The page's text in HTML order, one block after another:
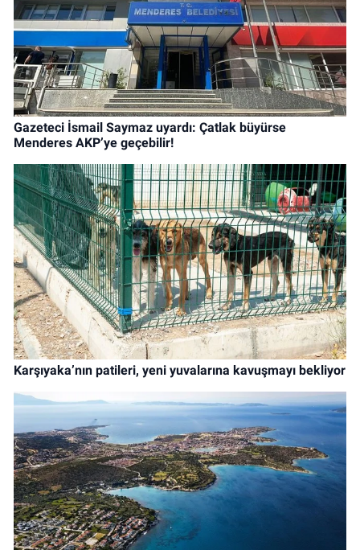
Gazeteci İsmail Saymaz uyardı: Çatlak büyürse
Menderes AKP’ye geçebilir!
Karşıyaka’nın patileri, yeni yuvalarına kavuşmayı bekliyor